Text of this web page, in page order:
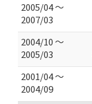
2005/04 ～
2007/03
2004/10 ～
2005/03
2001/04 ～
2004/09